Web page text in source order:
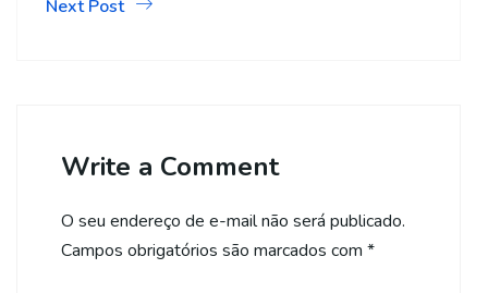
Next Post
Write a Comment
O seu endereço de e-mail não será publicado.
Campos obrigatórios são marcados com *